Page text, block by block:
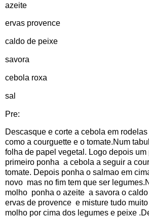
azeite
ervas provence
caldo de peixe
savora
cebola roxa
sal
Pre:
Descasque e corte a cebola em
como a courguette e o tomate.Num
folha de papel vegetal. Logo depois
primeiro ponha a cebola a seguir a
tomate. Depois ponha o salmao em
novo mas no fim tem que ser
molho ponha o azeite a savora o
ervas de provence e misture tudo
molho por cima dos legumes e peixe